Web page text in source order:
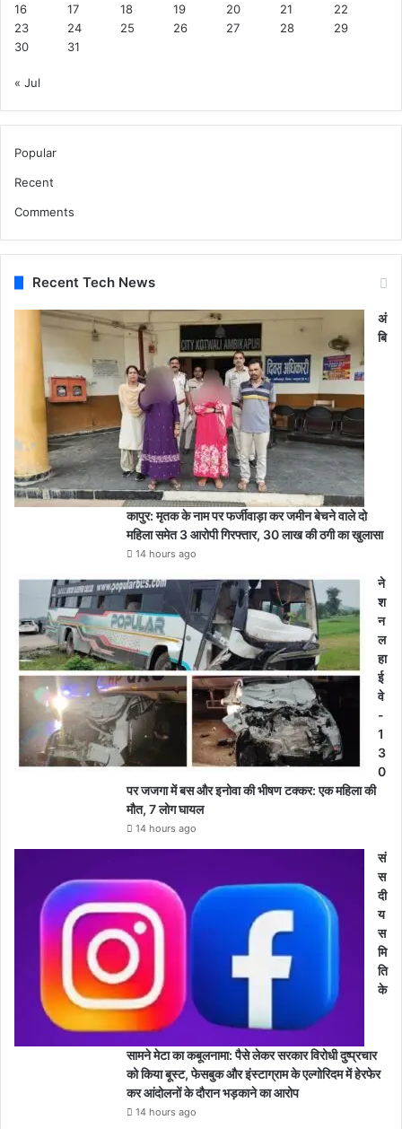
16
17 18 19 20 21
22
23
24 25 26 27 28
29
30
31
« Jul
Popular
Recent
Comments
Recent Tech News
अं
बि
कापुर: मृतक के नाम पर फर्जीवाड़ा कर जमीन बेचने वाले दो
महिला समेत 3 आरोपी गिरफ्तार, 30 लाख की ठगी का खुलासा
14 hours ago
ने
श
न
ल
हा
ई
वे
-
1
3
0
पर जजगा में बस और इनोवा की भीषण टक्कर: एक महिला की
मौत, 7 लोग घायल
14 hours ago
सं
स
दी
य
स
मि
ति
के
सामने मेटा का कबूलनामा: पैसे लेकर सरकार विरोधी दुष्प्रचार
को किया बूस्ट, फेसबुक और इंस्टाग्राम के एल्गोरिदम में हेरफेर
कर आंदोलनों के दौरान भड़काने का आरोप
14 hours ago